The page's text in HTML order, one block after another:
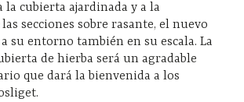
la cubierta ajardinada y a la
secciones sobre rasante, el nuevo
su entorno también en su escala. La
de hierba será un agradable
que dará la bienvenida a los